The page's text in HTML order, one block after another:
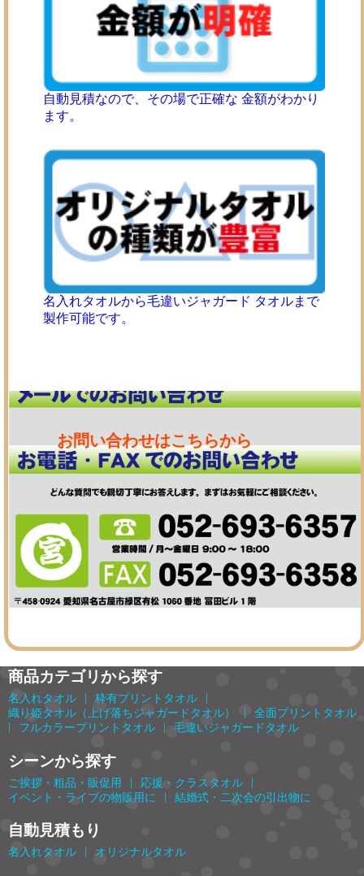
自動見積なので、その場で正確な 金額がわかり
ます。
名入れタオルから毛違いジャガード タオルまで
製作可能です。
お問い合わせはこちらから
商品カテゴリから探す
名入れタオル 枠有プリントタオル
織り姫タオル（上げ落ちジャガードタオル）
全面プリントタオル
フルカラープリントタオル 毛違いジャガードタオル
シーンから探す
ご挨拶・粗品・販促用 | 応援・クラスタオル
|
イベント・ライブの物販用に
| 結婚式・二次会の引出物に
自動見積もり
名入れタオル オリジナルタオル